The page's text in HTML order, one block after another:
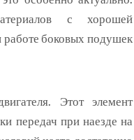
с хорошей
боковых подушек
Этот элемент
передач при наезде на